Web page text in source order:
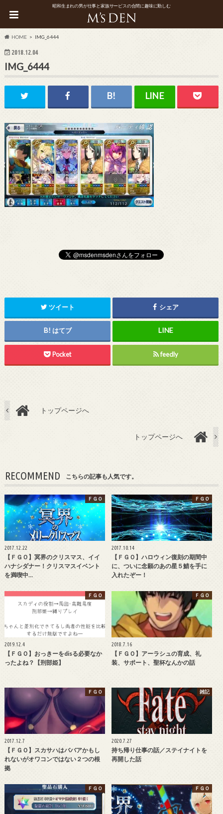
昭和生まれの男が仕事と家族サービスの合間に趣味に勤しむ
HOME IMG_6444
2018.12.04
IMG_6444
ツイート シェア
はてブ
Pocket feedly
トップページへ
トップページへ
RECOMMEND こちらの記事も人気です。
ＦＧＯ
2017.12.22
【ＦＧＯ】冥界のクリスマス、イイ
ハナシダナー！クリスマスイベント
を満喫中…
ＦＧＯ
2017.10.14
【ＦＧＯ】ハロウィン復刻の期間中
に、ついに念願のあの星５鯖を手に
入れたぞー！
ＦＧＯ
2019.12.4
【ＦＧＯ】おっきーをdisる必要なか
ったよね？【刑部姫】
ＦＧＯ
2018.7.16
【ＦＧＯ】アーラシュの育成、礼
装、サポート、聖杯なんかの話
ＦＧＯ
2017.12.7
【ＦＧＯ】スカサハはババアかもし
れないがオワコンではない２つの根
拠
雑記
2020.7.27
持ち帰り仕事の話／ステイナイトを
再開した話
ＦＧＯ ＦＧＯ